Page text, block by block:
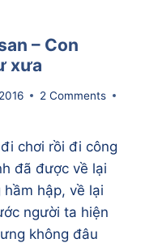
– Con
xưa
2 Comments
chơi rồi đi công
đã được về lại
hầm hập, về lại
người ta hiện
không đâu